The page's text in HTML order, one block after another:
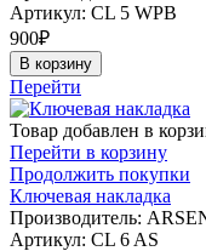
Артикул: CL 5 WPB
900₽
В корзину
Перейти
Товар добавлен в
Перейти в корзину
Продолжить покупки
Ключевая накладка
Производитель:
Артикул: CL 6 AS